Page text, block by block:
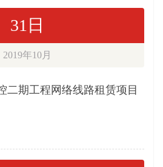
31日
2019年10月
二期工程网络线路租赁项目